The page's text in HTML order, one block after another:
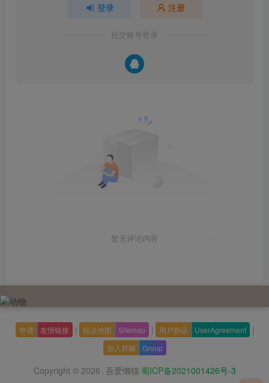
登录 注册
社交账号登录
暂无评论内容
申请 友情链接 | 站点地图 Sitemap | 用户协议 UserAgreement |
加入群聊 Group
Copyright © 2026 · 吾爱懒猫 蜀ICP备2021001426号-3